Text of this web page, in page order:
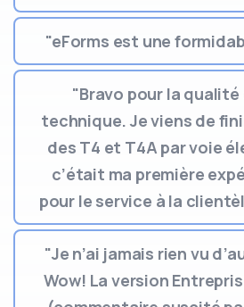
"eForms est une
"Bravo pour la
technique. Je viens de
des T4 et T4A par voie
c’était ma première
pour le service à la
"Je n’ai jamais rien vu
Wow! La version